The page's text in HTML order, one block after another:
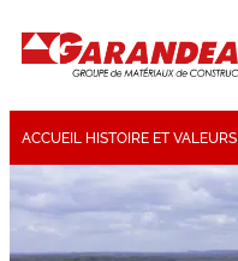
ACCUEIL HISTOIRE ET VALEURS